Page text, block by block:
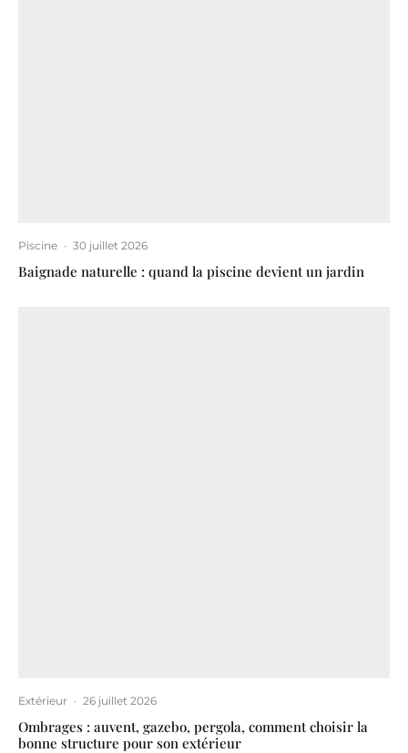
Piscine · 30 juillet 2026
Baignade naturelle : quand la piscine devient un jardin
Extérieur · 26 juillet 2026
Ombrages : auvent, gazebo, pergola, comment choisir la
bonne structure pour son extérieur